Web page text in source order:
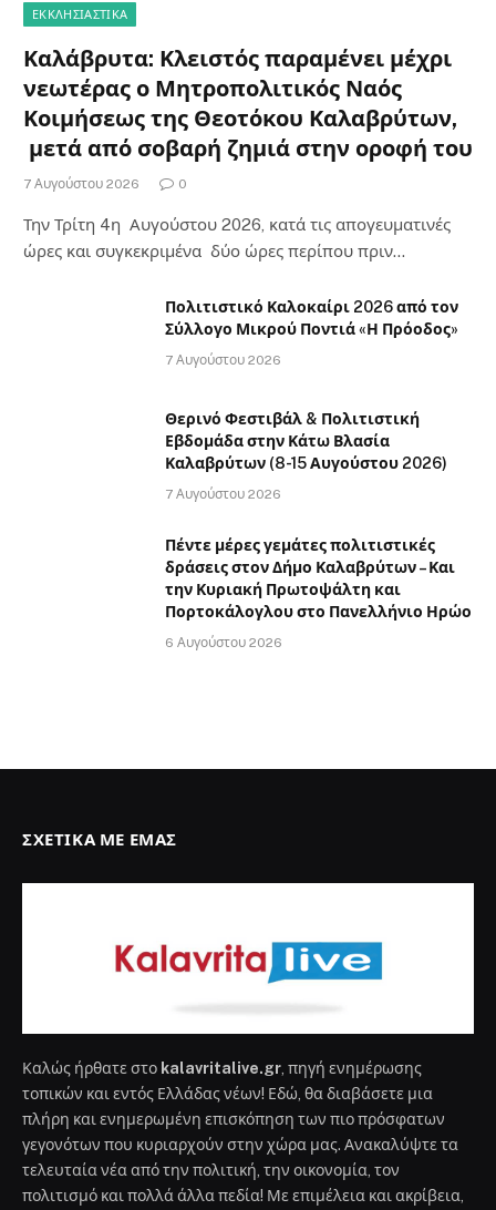
ΕΚΚΛΗΣΙΑΣΤΙΚΑ
Καλάβρυτα: Κλειστός παραμένει μέχρι
νεωτέρας ο Μητροπολιτικός Ναός
Κοιμήσεως της Θεοτόκου Καλαβρύτων,
μετά από σοβαρή ζημιά στην οροφή του
7 Αυγούστου 2026 0
Την Τρίτη 4η Αυγούστου 2026, κατά τις απογευματινές
ώρες και συγκεκριμένα δύο ώρες περίπου πριν…
Πολιτιστικό Καλοκαίρι 2026 από τον
Σύλλογο Μικρού Ποντιά «Η Πρόοδος»
7 Αυγούστου 2026
Θερινό Φεστιβάλ & Πολιτιστική
Εβδομάδα στην Κάτω Βλασία
Καλαβρύτων (8-15 Αυγούστου 2026)
7 Αυγούστου 2026
Πέντε μέρες γεμάτες πολιτιστικές
δράσεις στον Δήμο Καλαβρύτων – Και
την Κυριακή Πρωτοψάλτη και
Πορτοκάλογλου στο Πανελλήνιο Ηρώο
6 Αυγούστου 2026
ΣΧΕΤΙΚΆ ΜΕ ΕΜΆΣ
Καλώς ήρθατε στο kalavritalive.gr , πηγή ενημέρωσης
τοπικών και εντός Ελλάδας νέων! Εδώ, θα διαβάσετε μια
πλήρη και ενημερωμένη επισκόπηση των πιο πρόσφατων
γεγονότων που κυριαρχούν στην χώρα μας. Ανακαλύψτε τα
τελευταία νέα από την πολιτική, την οικονομία, τον
πολιτισμό και πολλά άλλα πεδία! Με επιμέλεια και ακρίβεια,